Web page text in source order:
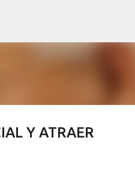
Y ATRAER